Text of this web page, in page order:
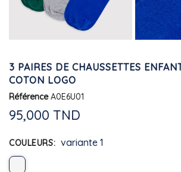
3 PAIRES DE CHAUSSETTES
COTON LOGO
Référence A0E6U01
95,000 TND
COULEURS variante 1